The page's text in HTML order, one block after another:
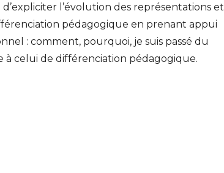
l’évolution des représentations et
pédagogique en prenant appui
: comment, pourquoi, je suis passé du
celui de différenciation pédagogique.